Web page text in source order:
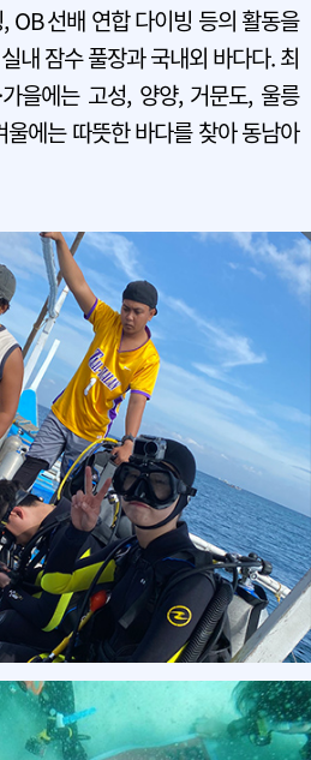
OB 선배 연합 다이빙 등의 활동을
내 잠수 풀장과 국내외 바다다. 최
가을에는 고성, 양양, 거문도, 울릉
울에는 따뜻한 바다를 찾아 동남아